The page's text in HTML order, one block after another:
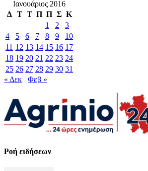
Ιανουάριος 2016
Δ Τ Τ Π Π Σ Κ
1
2
3
4
5 6 7 8 9
10
11 12 13 14 15 16 17
18 19 20 21 22 23 24
25 26 27 28 29 30 31
« Δεκ
Φεβ »
Ροή ειδήσεων